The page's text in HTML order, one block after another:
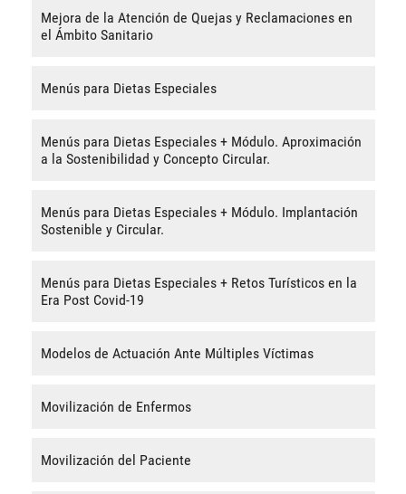
Mejora de la Atención de Quejas y Reclamaciones en
el Ámbito Sanitario
Menús para Dietas Especiales
Menús para Dietas Especiales + Módulo. Aproximación
a la Sostenibilidad y Concepto Circular.
Menús para Dietas Especiales + Módulo. Implantación
Sostenible y Circular.
Menús para Dietas Especiales + Retos Turísticos en la
Era Post Covid-19
Modelos de Actuación Ante Múltiples Víctimas
Movilización de Enfermos
Movilización del Paciente